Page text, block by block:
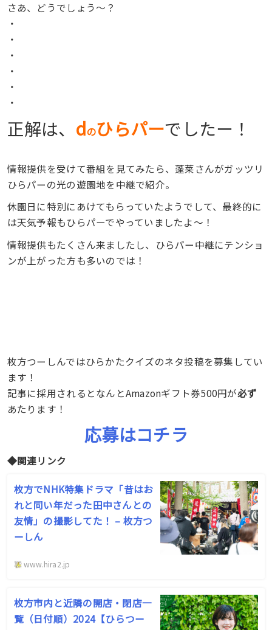
さあ、どうでしょう〜？
・
・
・
・
・
・
正解は、 dのひらパーでしたー！
情報提供を受けて番組を見てみたら、蓬莱さんがガッツリ
ひらパーの光の遊園地を中継で紹介。
休園日に特別にあけてもらっていたようでして、最終的に
は天気予報もひらパーでやっていましたよ〜！
情報提供もたくさん来ましたし、ひらパー中継にテンショ
ンが上がった方も多いのでは！
枚方つーしんではひらかたクイズのネタ投稿を募集してい
ます！
記事に採用されるとなんとAmazonギフト券500円が必ず
あたります！
応募はコチラ
◆関連リンク
枚方でNHK特集ドラマ「昔はお
れと同い年だった田中さんとの
友情」の撮影してた！ – 枚方つ
ーしん
www.hira2.jp
枚方市内と近隣の開店・閉店一
覧（日付順）2024【ひらつー